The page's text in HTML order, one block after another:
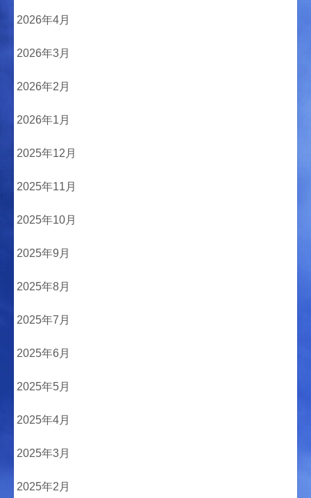
2026年4月
2026年3月
2026年2月
2026年1月
2025年12月
2025年11月
2025年10月
2025年9月
2025年8月
2025年7月
2025年6月
2025年5月
2025年4月
2025年3月
2025年2月